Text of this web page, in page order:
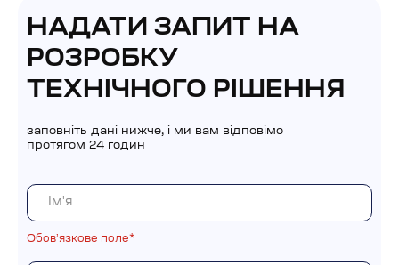
НАДАТИ ЗАПИТ НА
РОЗРОБКУ
ТЕХНІЧНОГО РІШЕННЯ
заповніть дані нижче, і ми вам відповімо
протягом 24 годин
Обовʼязкове поле*